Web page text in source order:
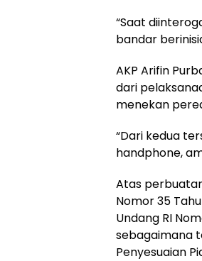
“Saat
bandar
AKP Arifin
dari
menekan
“Dari kedua
handphone,
Atas
Nomor 35
Undang RI
sebagaimana
Penyesuaian